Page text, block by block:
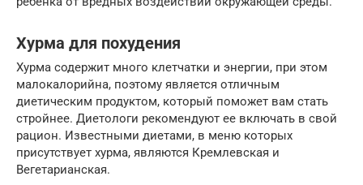
Хурма для похудения
Хурма содержит много клетчатки и энергии, при этом
малокалорийна, поэтому является отличным
диетическим продуктом, который поможет вам стать
стройнее. Диетологи рекомендуют ее включать в свой
рацион. Известными диетами, в меню которых
присутствует хурма, являются Кремлевская и
Вегетарианская.